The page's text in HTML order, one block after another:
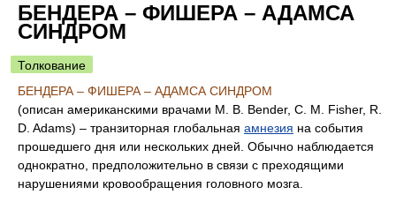
БЕНДЕРА – ФИШЕРА – АДАМСА
СИНДРОМ
Толкование
БЕНДЕРА – ФИШЕРА – АДАМСА СИНДРОМ
(описан американскими врачами M. B. Bender, C. M. Fisher, R.
D. Adams) – транзиторная глобальная амнезия на события
прошедшего дня или нескольких дней. Обычно наблюдается
однократно, предположительно в связи с преходящими
нарушениями кровообращения головного мозга.